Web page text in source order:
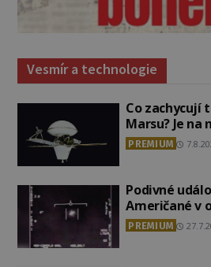
Vesmír a technologie
Co zachycují
Marsu? Je na
PREMIUM
Podivné
Američané v
PREMIUM